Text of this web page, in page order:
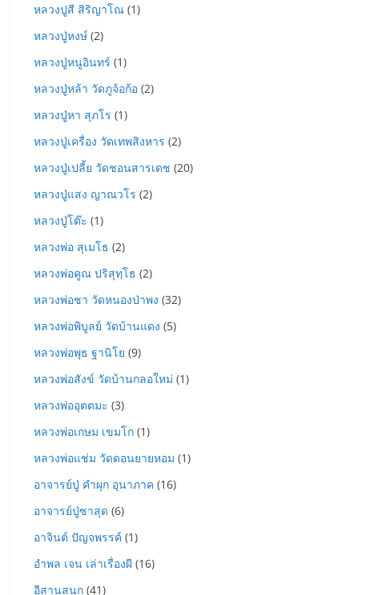
หลวงปูสี สิริญาโณ (1)
หลวงปู่หงษ์ (2)
หลวงปู่หนูอินทร์ (1)
หลวงปู่หล้า วัดภูจ้อก้อ (2)
หลวงปู่หา สุภโร (1)
หลวงปู่เครื่อง วัดเทพสิงหาร (2)
หลวงปู่เปลี้ย วัดชอนสารเดช (20)
หลวงปู่แสง ญาณวโร (2)
หลวงปู่โต๊ะ (1)
หลวงพ่อ สุเมโธ (2)
หลวงพ่อคูณ ปริสุทฺโธ (2)
หลวงพ่อชา วัดหนองป่าพง (32)
หลวงพ่อพิบูลย์ วัดบ้านแดง (5)
หลวงพ่อพุธ ฐานิโย (9)
หลวงพ่อสังข์ วัดบ้านกลอใหม่ (1)
หลวงพ่ออุตตมะ (3)
หลวงพ่อเกษม เขมโก (1)
หลวงพ่อแช่ม วัดดอนยายหอม (1)
อาจารย์ปู่ คำผุก อุนาภาค (16)
อาจารย์ปู่ซาสุด (6)
อาจินต์ ปัญจพรรค์ (1)
อำพล เจน เล่าเรื่องผี (16)
อีสานสนุก (41)